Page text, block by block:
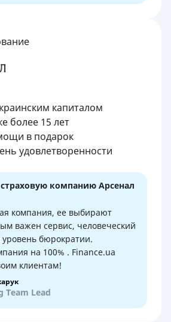
капиталом
более 15 лет
в подарок
удовлетворенности
компанию Арсенал
компания, ее выбирают
важен сервис, человеческий
уровень бюрократии.
на 100% . Finance.ua
клиентам!
Team Lead